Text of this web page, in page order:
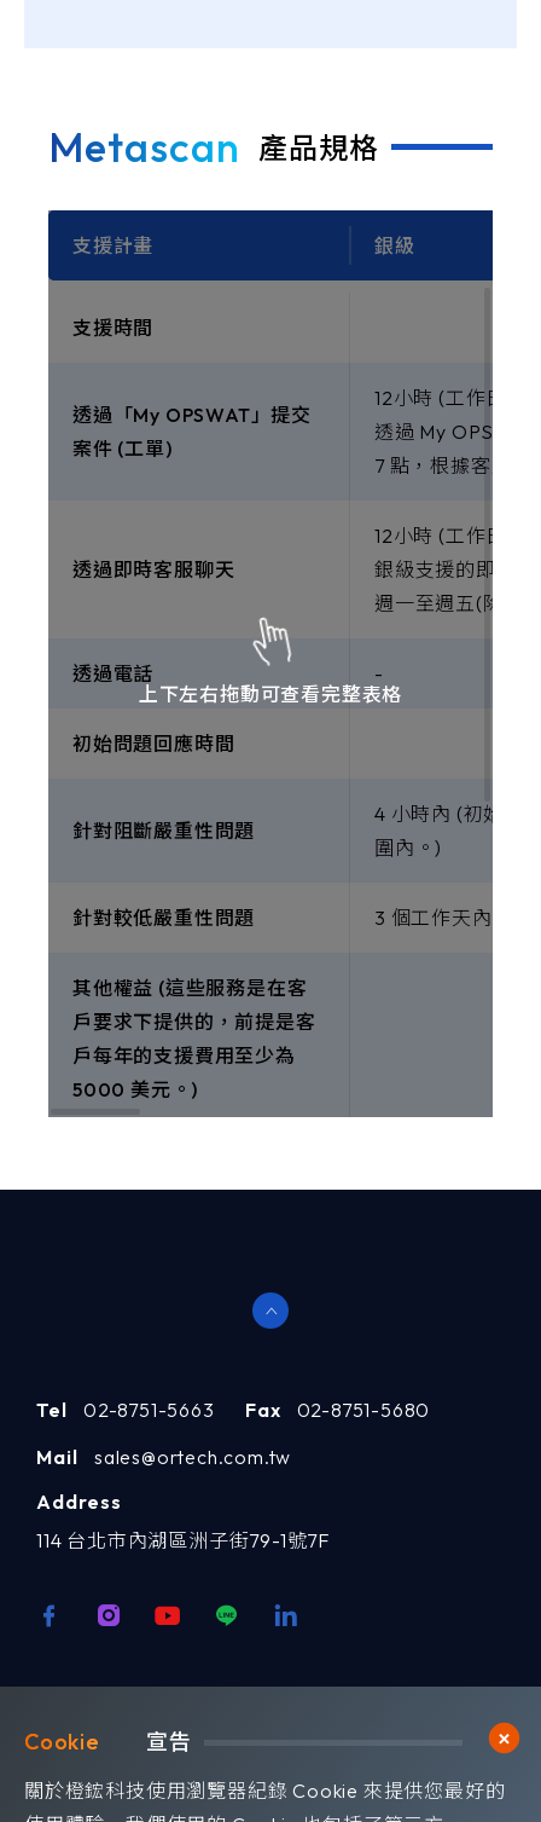
Metascan 產品規格
上下左右拖動可查看完整表格
支援計畫 銀級
支援時間
透過「My OPSWAT」提交
案件 (工單)
透過即時客服聊天
透過電話
初始問題回應時間
針對阻斷嚴重性問題
針對較低嚴重性問題
其他權益 (這些服務是在客
戶要求下提供的，前提是客
戶每年的支援費用至少為
5000 美元。)
每年與產品團隊進行路線圖
季度摘要報告
僅由美國公民在美國境內提
供支援
場訪問
12小時 (工作日內)
透過 My
7 點，根據客戶
12小時 (工作日內)
銀級支援的即時
週一至週五(除客
-
4 小時內 (初始回
圍內。)
3 個工作天內
-
Tel 02-8751-5663 Fax
02-8751-5680
Mail
sales@ortech.com.tw
Address
114 台北市內湖區洲子街79-1號7F
宣告
關於橙鋐科技使用瀏覽器紀錄 Cookie 來提供您最好的